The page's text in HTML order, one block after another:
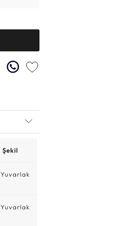
Şekil
Yuvarlak
Yuvarlak